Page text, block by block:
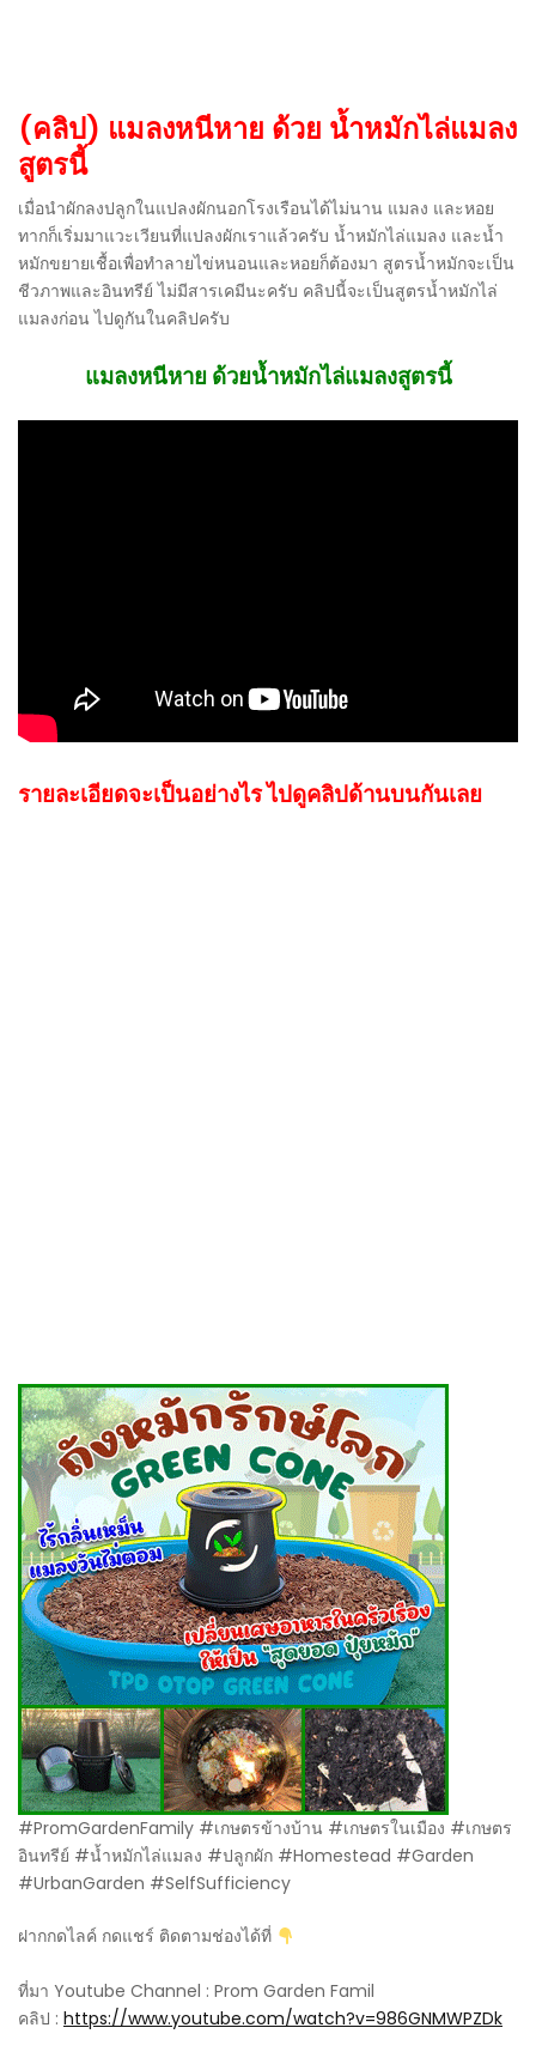
(คลิป) แมลงหนีหาย ด้วย น้ำหมักไล่แมลง
สูตรนี้
เมื่อนำผักลงปลูกในแปลงผักนอกโรงเรือนได้ไม่นาน แมลง และหอย
ทากก็เริ่มมาแวะเวียนที่แปลงผักเราแล้วครับ น้ำหมักไล่แมลง และน้ำ
หมักขยายเชื้อเพื่อทำลายไข่หนอนและหอยก็ต้องมา สูตรน้ำหมักจะเป็น
ชีวภาพและอินทรีย์ ไม่มีสารเคมีนะครับ คลิปนี้จะเป็นสูตรน้ำหมักไล่
แมลงก่อน ไปดูกันในคลิปครับ
แมลงหนีหาย ด้วยน้ำหมักไล่แมลงสูตรนี้
รายละเอียดจะเป็นอย่างไร ไปดูคลิปด้านบนกันเลย
#PromGardenFamily #เกษตรข้างบ้าน #เกษตรในเมือง #เกษตร
อินทรีย์ #น้ำหมักไล่แมลง #ปลูกผัก #Homestead #Garden
#UrbanGarden #SelfSufficiency
ฝากกดไลค์ กดแชร์ ติดตามช่องได้ที่
ที่มา Youtube Channel : Prom Garden Famil
คลิป : https://www.youtube.com/watch?v=986GNMWPZDk